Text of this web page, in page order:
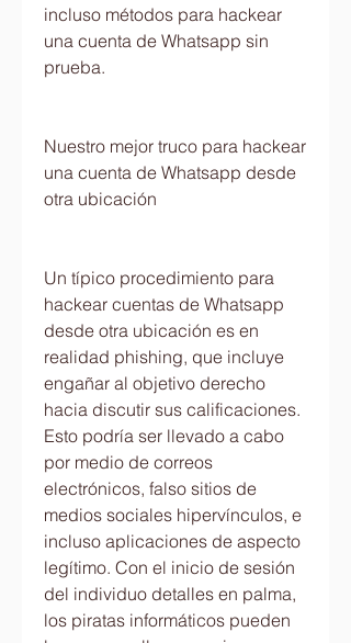
incluso métodos para hackear
una cuenta de Whatsapp sin
prueba.
Nuestro mejor truco para hackear
una cuenta de Whatsapp desde
otra ubicación
Un típico procedimiento para
hackear cuentas de Whatsapp
desde otra ubicación es en
realidad phishing, que incluye
engañar al objetivo derecho
hacia discutir sus calificaciones.
Esto podría ser llevado a cabo
por medio de correos
electrónicos, falso sitios de
medios sociales hipervínculos, e
incluso aplicaciones de aspecto
legítimo. Con el inicio de sesión
del individuo detalles en palma,
los piratas informáticos pueden